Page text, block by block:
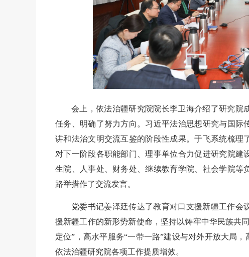
会上，依法治疆研究院院长李卫海介绍了研究院
任务、明确了努力方向。习近平法治思想研究与国
讲和法治文明交流互鉴的阶段性成果。于飞系统梳
对下一阶段各职能部门、理事单位合力促进研究院
生院、人事处、财务处、继续教育学院、社会学院
路举措作了交流发言。
党委书记姜泽廷传达了教育对口支援新疆工作会
援新疆工作的新形势新使命，坚持以铸牢中华民族共
定位”，高水平服务“一带一路”建设与对外开放大局
依法治疆研究院各项工作提质增效。